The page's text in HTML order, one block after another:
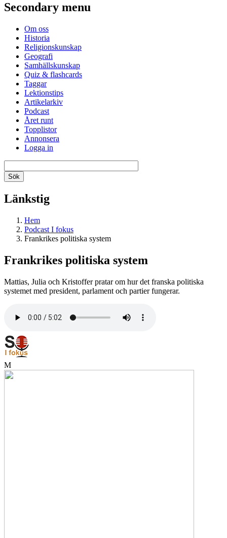
Secondary menu
Om oss
Historia
Religionskunskap
Geografi
Samhällskunskap
Quiz & flashcards
Taggar
Lektionstips
Artikelarkiv
Podcast
Året runt
Topplistor
Annonsera
Logga in
Länkstig
Hem
Podcast I fokus
Frankrikes politiska system
Frankrikes politiska system
Mattias, Julia och Kristoffer pratar om hur det franska politiska
systemet med president, parlament och partier fungerar.
M